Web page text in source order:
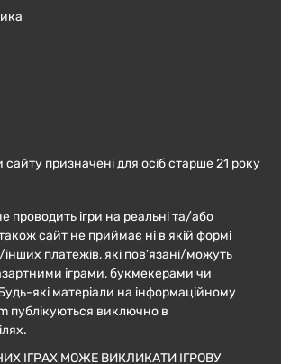
сайту призначені для осіб старше 21 року
проводить ігри на реальні та/або
також сайт не приймає ні в якій формі
платежів, які пов’язані/можуть
іграми, букмекерами чи
які матеріали на інформаційному
публікуються виключно в
ІГРАХ МОЖЕ ВИКЛИКАТИ ІГРОВУ